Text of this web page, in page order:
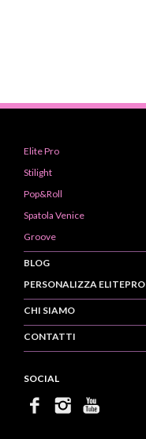
Elite Pro
Stilight
Pop&Roll
Spatola Venice
Groove
BLOG
PERSONALIZZA ELITEPRO
CHI SIAMO
CONTATTI
SOCIAL